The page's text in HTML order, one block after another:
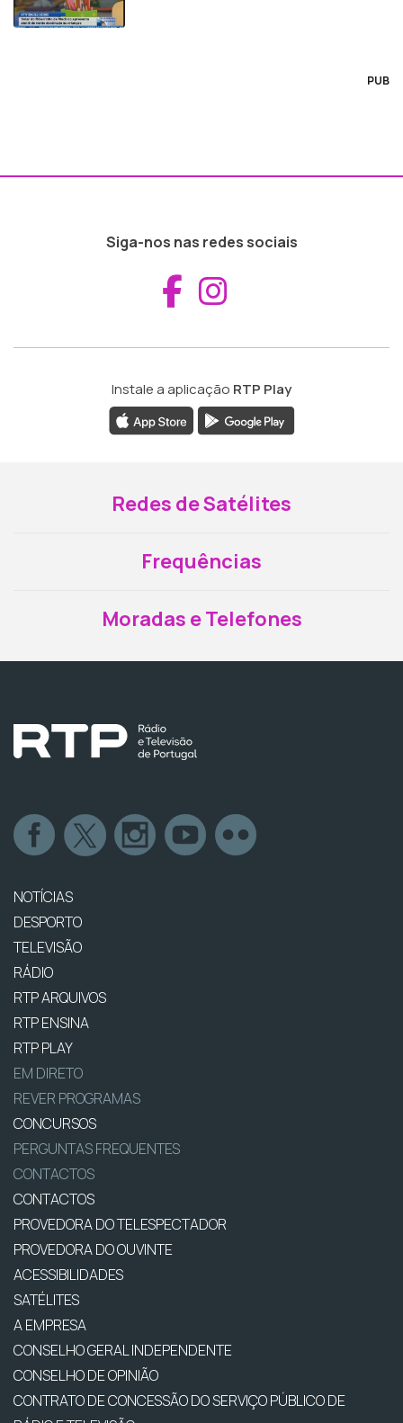
PUB
Siga-nos nas redes sociais
Aceder ao
Instale a aplicação RTP Play
Redes de Satélites
Frequências
Moradas e Telefones
NOTÍCIAS
DESPORTO
TELEVISÃO
RÁDIO
RTP ARQUIVOS
RTP ENSINA
RTP PLAY
EM DIRETO
REVER PROGRAMAS
CONCURSOS
PERGUNTAS FREQUENTES
CONTACTOS
CONTACTOS
PROVEDORA DO TELESPECTADOR
PROVEDORA DO OUVINTE
ACESSIBILIDADES
SATÉLITES
A EMPRESA
CONSELHO GERAL INDEPENDENTE
CONSELHO DE OPINIÃO
CONTRATO DE CONCESSÃO DO SERVIÇO PÚBLICO DE